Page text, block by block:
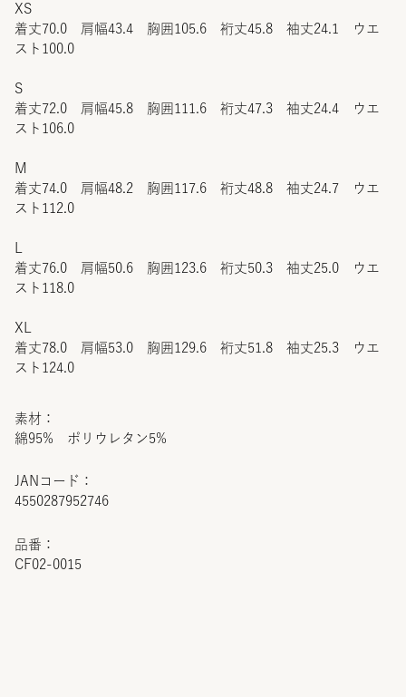
JANコード：
4550287952746
品番：
CF02-0015
XS
着丈70.0 肩幅43.4 胸囲105.6 裄丈45.8 袖丈24.1 ウエ
スト100.0
S
着丈72.0 肩幅45.8 胸囲111.6 裄丈47.3 袖丈24.4 ウエ
スト106.0
M
着丈74.0 肩幅48.2 胸囲117.6 裄丈48.8 袖丈24.7 ウエ
スト112.0
着丈76.0 肩幅50.6 胸囲123.6 裄丈50.3 袖丈25.0 ウエ
スト118.0
XL
着丈78.0 肩幅53.0 胸囲129.6 裄丈51.8 袖丈25.3 ウエ
スト124.0
素材：
綿95% ポリウレタン5%